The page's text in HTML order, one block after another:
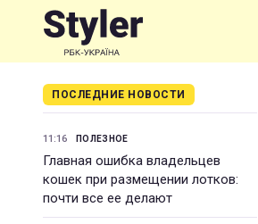
ПОСЛЕДНИЕ НОВОСТИ
11:16 ПОЛЕЗНОЕ
Главная ошибка владельцев
кошек при размещении лотков:
почти все ее делают